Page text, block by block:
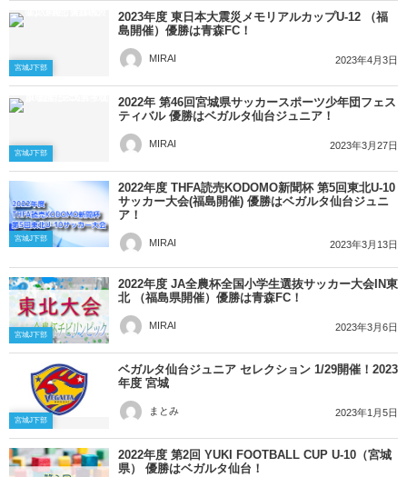
宮城J下部
2023年度 東日本大震災メモリアルカップU-12 （福
島開催）優勝は青森FC！
MIRAI 2023年4月3日
宮城J下部
2022年 第46回宮城県サッカースポーツ少年団フェス
ティバル 優勝はベガルタ仙台ジュニア！
MIRAI 2023年3月27日
宮城J下部
2022年度 THFA読売KODOMO新聞杯 第5回東北U-10
サッカー大会(福島開催) 優勝はベガルタ仙台ジュニ
ア！
MIRAI 2023年3月13日
宮城J下部
2022年度 JA全農杯全国小学生選抜サッカー大会IN東
北 （福島県開催）優勝は青森FC！
MIRAI 2023年3月6日
宮城J下部
ベガルタ仙台ジュニア セレクション 1/29開催！2023
年度 宮城
まとみ 2023年1月5日
2022年度 第2回 YUKI FOOTBALL CUP U-10（宮城
県） 優勝はベガルタ仙台！